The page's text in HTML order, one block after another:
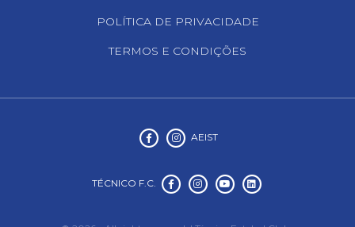
POLÍTICA DE PRIVACIDADE
TERMOS E CONDIÇÕES
AEIST
TÉCNICO F.C.